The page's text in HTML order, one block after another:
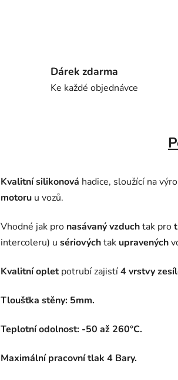
Dárek zdarma
Ke každé objednávce
Kvalitní silikonová hadice, sloužící na
motoru u vozů.
Vhodné jak pro nasávaný vzduchtak pro
intercoleru) u sériovýchtak upravených
Kvalitní opletpotrubí zajistí4 vrstvy
Tloušťka stěny: 5mm.
Teplotní odolnost: -50 až 260°C.
Maximální pracovní tlak 4 Bary.